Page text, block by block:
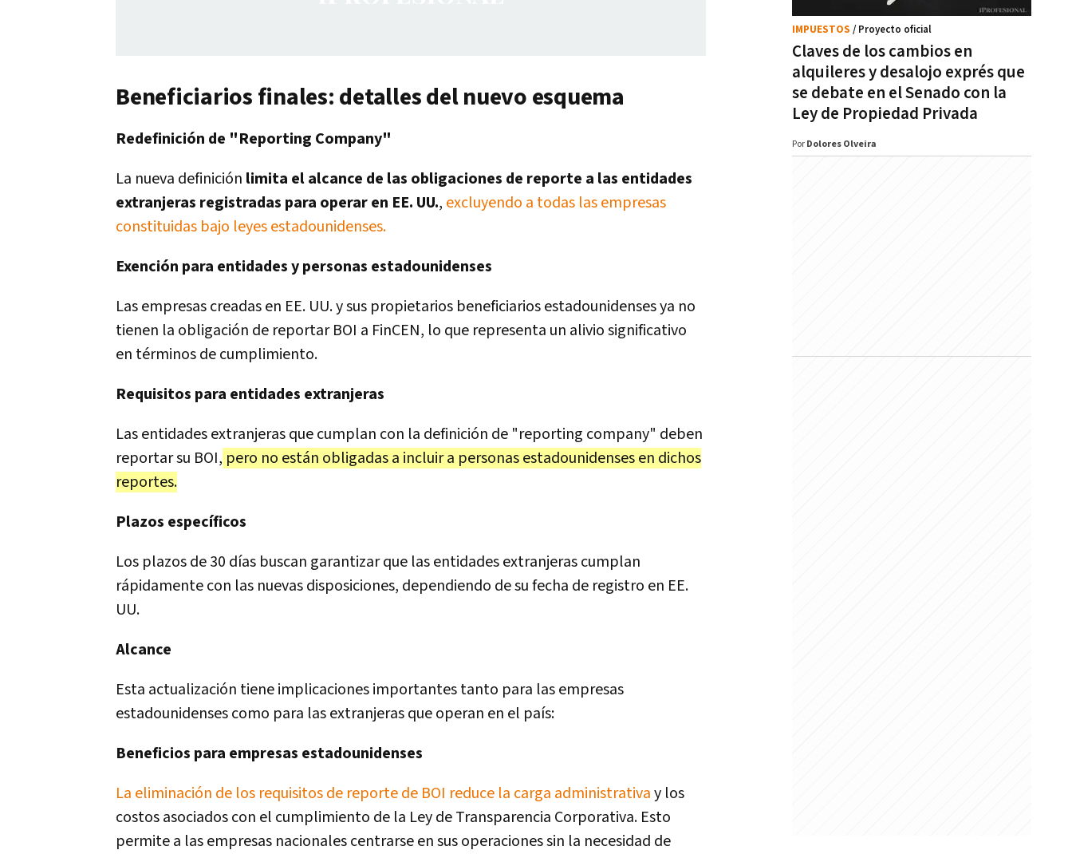
Beneficiarios finales: detalles del nuevo esquema
Redefinición de "Reporting Company"
La nueva definición limita el alcance de las obligaciones de reporte a las entidades
extranjeras registradas para operar en EE. UU., excluyendo a todas las empresas
constituidas bajo leyes estadounidenses.
Exención para entidades y personas estadounidenses
Las empresas creadas en EE. UU. y sus propietarios beneficiarios estadounidenses ya no
tienen la obligación de reportar BOI a FinCEN, lo que representa un alivio significativo
en términos de cumplimiento.
Requisitos para entidades extranjeras
Las entidades extranjeras que cumplan con la definición de "reporting company" deben
reportar su BOI, pero no están obligadas a incluir a personas estadounidenses en dichos
reportes.
Plazos específicos
Los plazos de 30 días buscan garantizar que las entidades extranjeras cumplan
rápidamente con las nuevas disposiciones, dependiendo de su fecha de registro en EE.
UU.
Alcance
Esta actualización tiene implicaciones importantes tanto para las empresas
estadounidenses como para las extranjeras que operan en el país:
Beneficios para empresas estadounidenses
La eliminación de los requisitos de reporte de BOI reduce la carga administrativay los
costos asociados con el cumplimiento de la Ley de Transparencia Corporativa. Esto
permite a las empresas nacionales centrarse en sus operaciones sin la necesidad de
Claves de los cambios en
alquileres y desalojo exprés que
se debate en el Senado con la
Ley de Propiedad Privada
IMPUESTOS / Proyecto oficial
Por Dolores Olveira